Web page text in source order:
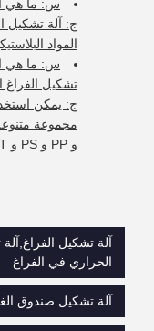
س: ما هي
ج: آلة تشكيل
المواد
س: ما هي
تشكيل الفراغ
ج: يمكن
و PP و PS و PET.
آلة تشكيل الفراغ,آلة
الحراري في الفراغ
آلة تشكيل صندوق الغداء,33 كيلوواط آلة